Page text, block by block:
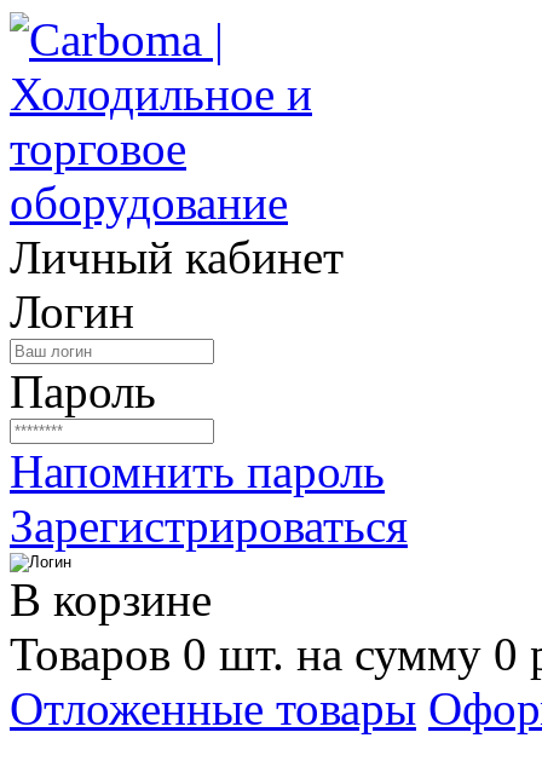
Личный кабинет
Логин
Пароль
Напомнить пароль
Зарегистрироваться
В корзине
Товаров 0 шт. на сумму 0
Отложенные товары